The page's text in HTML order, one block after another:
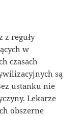
z reguły
w
czasach
są
ustanku nie
Lekarze
obszerne